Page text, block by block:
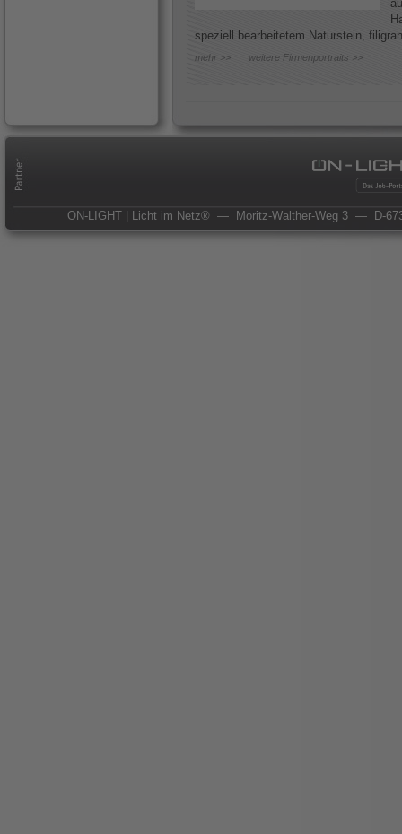
speziell bearbeitetem Naturstein,
mehr >> weitere Firmenportraits >>
ON-LIGHT | Licht im Netz® — Moritz-Walther-Weg 3 — D-